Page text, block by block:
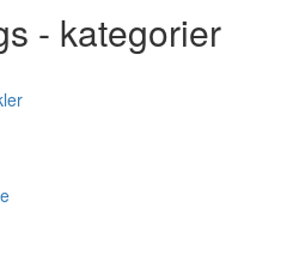
- kategorier